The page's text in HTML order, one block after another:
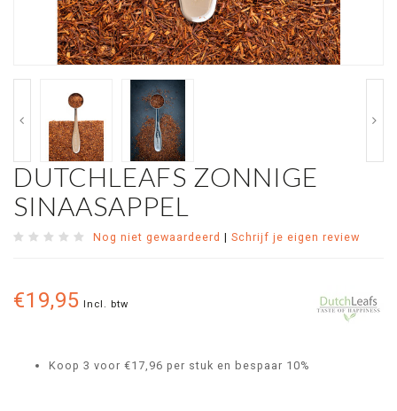
DUTCHLEAFS ZONNIGE
SINAASAPPEL
Nog niet gewaardeerd | Schrijf je eigen review
€19,95 Incl. btw
Koop 3 voor €17,96 per stuk en bespaar 10%